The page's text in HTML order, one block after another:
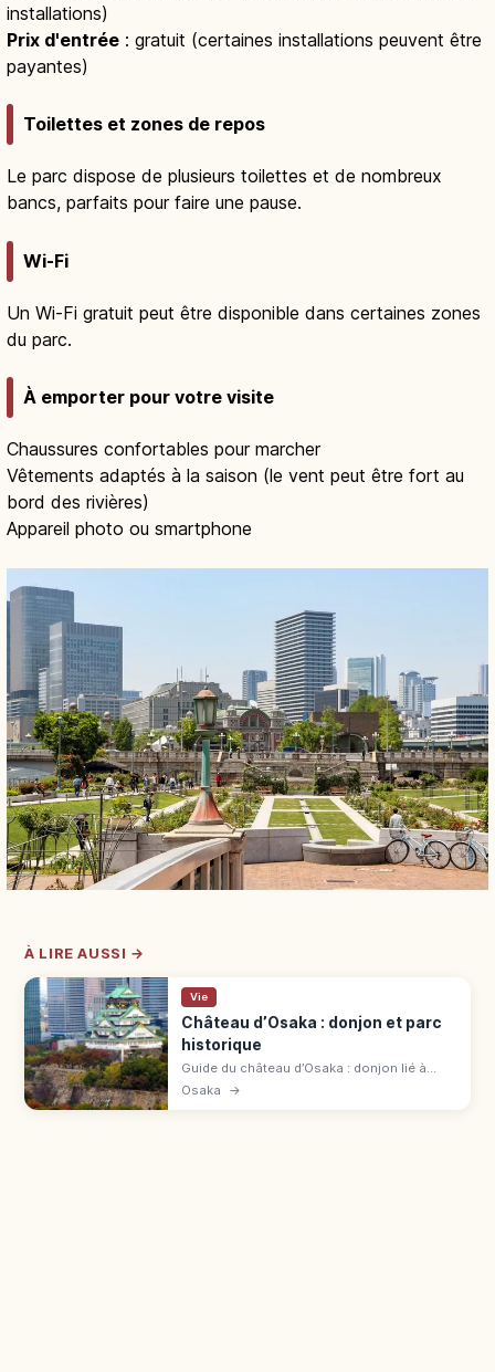
installations)
Prix d'entrée : gratuit (certaines installations peuvent être
payantes)
Toilettes et zones de repos
Le parc dispose de plusieurs toilettes et de nombreux
bancs, parfaits pour faire une pause.
Wi-Fi
Un Wi-Fi gratuit peut être disponible dans certaines zones
du parc.
À emporter pour votre visite
Chaussures confortables pour marcher
Vêtements adaptés à la saison (le vent peut être fort au
bord des rivières)
Appareil photo ou smartphone
À LIRE AUSSI →
Vie
Château d’Osaka : donjon et parc
historique
Guide du château d’Osaka : donjon lié à
Toyotomi Hideyoshi, vue panoramique, parc
Osaka →